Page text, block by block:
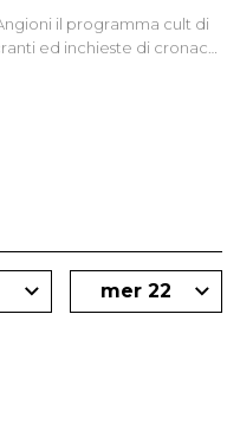
il programma cult di
ed inchieste di cronaca
mer 22